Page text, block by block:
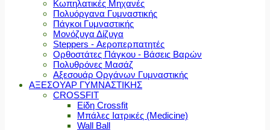
Κωπηλατικές Μηχανές
Πολυόργανα Γυμναστικής
Πάγκοι Γυμναστικής
Μονόζυγα Δίζυγα
Steppers - Αεροπερπατητές
Ορθοστάτες Πάγκου - Βάσεις Βαρών
Πολυθρόνες Μασάζ
Αξεσουάρ Οργάνων Γυμναστικής
ΑΞΕΣΟΥΑΡ ΓΥΜΝΑΣΤΙΚΗΣ
CROSSFIT
Είδη Crossfit
Μπάλες Ιατρικές (Medicine)
Wall Ball